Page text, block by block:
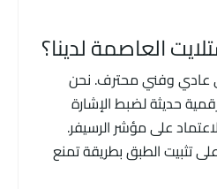
العاصمة لدينا؟
عادي وفني محترف. نحن
حديثة لضبط الإشارة
على مؤشر الرسيفر.
تثبيت الطبق بطريقة تمنع